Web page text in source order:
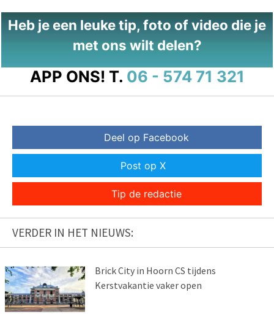
Heb je een leuke tip, foto of video die je
met ons wilt delen?
APP ONS! T. 06 - 574 71 321
Deel op Facebook
Post op X
Tip de redactie
VERDER IN HET NIEUWS:
Brick City in Hoorn CS tijdens
Kerstvakantie vaker open